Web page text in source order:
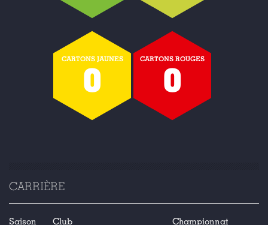
CARTONS JAUNES
0
CARTONS ROUGES
0
CARRIÈRE
Saison Club Championnat